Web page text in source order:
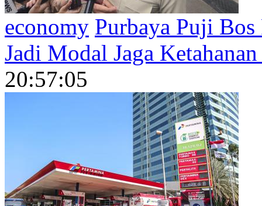
economy Purbaya Puji
Jadi Modal Jaga
20:57:05